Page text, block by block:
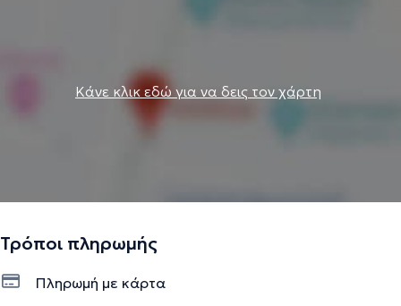
Κάνε κλικ εδώ για να δεις τον χάρτη
Τρόποι πληρωμής
Πληρωμή με κάρτα